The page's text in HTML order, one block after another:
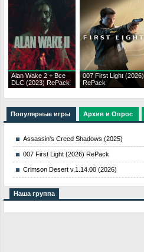
Alan Wake 2 + Все
DLC (2023) RePack
007 First Light (2026)
RePack
Популярные игры Архив и Опрос
Assassin's Creed Shadows (2025)
007 First Light (2026) RePack
Crimson Desert v.1.14.00 (2026)
Наша группа